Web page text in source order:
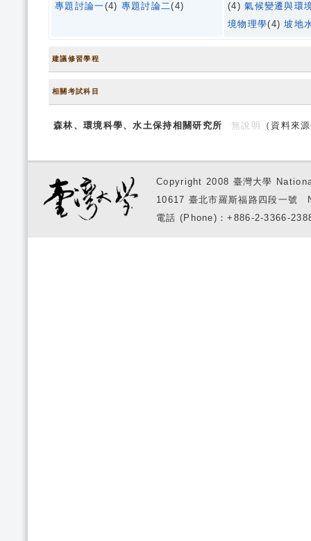
專題討論一(4) 專題討論二(4)
(4)氣候變遷與環
境物理學(4)坡地
建議修習學程
相關考試科目
森林、環境科學、水土保持相關研究所 無說明 （資料來
Copyright 2008 臺灣大學
10617 臺北市羅斯福路四段一
電話 (Phone)：+886-2-3366-